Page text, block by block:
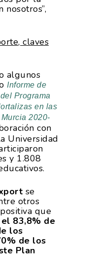
nosotros”,
claves
algunos
Informe de
Programa
en las
2020-
con
Universidad
y 1.808
se
otros
que
el 83,8% de
los
de los
Plan